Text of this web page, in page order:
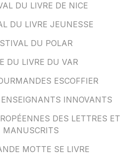
DU LIVRE DE NICE
DU LIVRE JEUNESSE
DU POLAR
DU LIVRE DU VAR
ESCOFFIER
INNOVANTS
DES LETTRES ET
MANUSCRITS
MOTTE SE LIVRE